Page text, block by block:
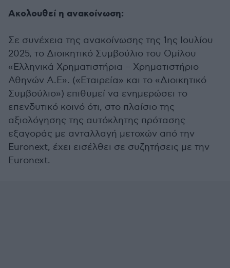
Ακολουθεί η ανακοίνωση:
Σε συνέχεια της ανακοίνωσης της 1ης Ιουλίου
2025, το Διοικητικό Συμβούλιο του Ομίλου
«Ελληνικά Χρηματιστήρια – Χρηματιστήριο
Αθηνών Α.Ε». («Εταιρεία» και το «Διοικητικό
Συμβούλιο») επιθυμεί να ενημερώσει το
επενδυτικό κοινό ότι, στο πλαίσιο της
αξιολόγησης της αυτόκλητης πρότασης
εξαγοράς με ανταλλαγή μετοχών από την
Euronext, έχει εισέλθει σε συζητήσεις με την
Euronext.